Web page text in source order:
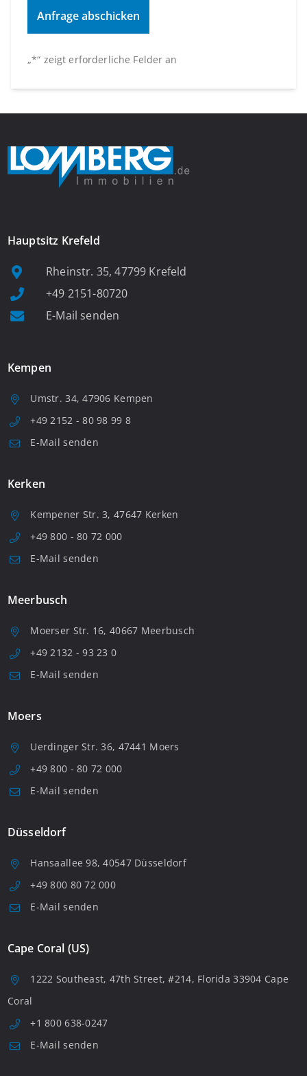
„*“ zeigt erforderliche Felder an
Hauptsitz Krefeld
Rheinstr. 35, 47799 Krefeld
+49 2151-80720
E-Mail senden
Kempen
Umstr. 34, 47906 Kempen
+49 2152 - 80 98 99 8
E-Mail senden
Kerken
Kempener Str. 3, 47647 Kerken
+49 800 - 80 72 000
E-Mail senden
Meerbusch
Moerser Str. 16, 40667 Meerbusch
+49 2132 - 93 23 0
E-Mail senden
Moers
Uerdinger Str. 36, 47441 Moers
+49 800 - 80 72 000
E-Mail senden
Düsseldorf
Hansaallee 98, 40547 Düsseldorf
+49 800 80 72 000
E-Mail senden
Cape Coral (US)
1222 Southeast, 47th Street, #214, Florida 33904 Cape
Coral
+1 800 638-0247
E-Mail senden